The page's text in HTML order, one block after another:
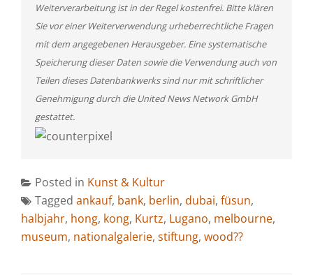
Weiterverarbeitung ist in der Regel kostenfrei. Bitte klären
Sie vor einer Weiterverwendung urheberrechtliche Fragen
mit dem angegebenen Herausgeber. Eine systematische
Speicherung dieser Daten sowie die Verwendung auch von
Teilen dieses Datenbankwerks sind nur mit schriftlicher
Genehmigung durch die United News Network GmbH
gestattet.
Posted in Kunst & Kultur
Tagged ankauf, bank, berlin, dubai, füsun,
halbjahr, hong, kong, Kurtz, Lugano, melbourne,
museum, nationalgalerie, stiftung, wood??